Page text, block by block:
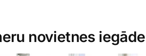
novietnes iegāde